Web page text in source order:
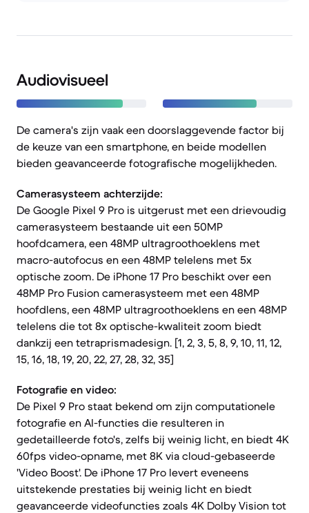
Audiovisueel
De camera's zijn vaak een doorslaggevende factor bij
de keuze van een smartphone, en beide modellen
bieden geavanceerde fotografische mogelijkheden.
Camerasysteem achterzijde:
De Google Pixel 9 Pro is uitgerust met een drievoudig
camerasysteem bestaande uit een 50MP
hoofdcamera, een 48MP ultragroothoeklens met
macro-autofocus en een 48MP telelens met 5x
optische zoom. De iPhone 17 Pro beschikt over een
48MP Pro Fusion camerasysteem met een 48MP
hoofdlens, een 48MP ultragroothoeklens en een 48MP
telelens die tot 8x optische-kwaliteit zoom biedt
dankzij een tetraprismadesign. [1, 2, 3, 5, 8, 9, 10, 11, 12,
15, 16, 18, 19, 20, 22, 27, 28, 32, 35]
Fotografie en video:
De Pixel 9 Pro staat bekend om zijn computationele
fotografie en AI-functies die resulteren in
gedetailleerde foto's, zelfs bij weinig licht, en biedt 4K
60fps video-opname, met 8K via cloud-gebaseerde
'Video Boost'. De iPhone 17 Pro levert eveneens
uitstekende prestaties bij weinig licht en biedt
geavanceerde videofuncties zoals 4K Dolby Vision tot